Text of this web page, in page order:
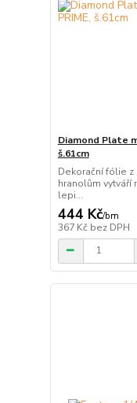
Diamond Plate
š.61cm
Dekorační fólie
hranolům vytváří
lepi...
444 Kč/bm
367 Kč bez DPH